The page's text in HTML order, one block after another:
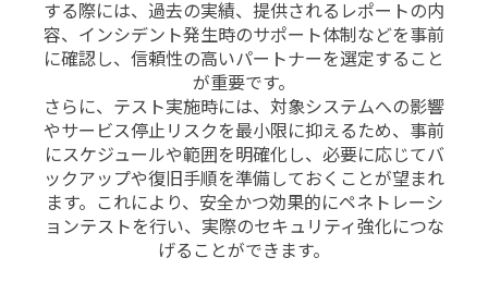
する際には、過去の実績、提供されるレポートの内
容、インシデント発生時のサポート体制などを事前
に確認し、信頼性の高いパートナーを選定すること
が重要です。
さらに、テスト実施時には、対象システムへの影響
やサービス停止リスクを最小限に抑えるため、事前
にスケジュールや範囲を明確化し、必要に応じてバ
ックアップや復旧手順を準備しておくことが望まれ
ます。これにより、安全かつ効果的にペネトレーシ
ョンテストを行い、実際のセキュリティ強化につな
げることができます。